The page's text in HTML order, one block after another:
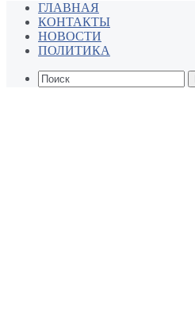
ГЛАВНАЯ
КОНТАКТЫ
НОВОСТИ
ПОЛИТИКА